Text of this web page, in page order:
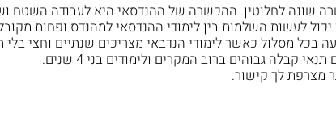
שונה לחלוטין. ההכשרה של ההנדסאי היא לעבודה השטח
לעשות השלמות בין לימודי ההנדסאי למהנדס ופחות
מסלול כאשר לימודי הנדבאי מצריכים שנתיים וחצי בלי
קבלה גבוהים ברוב המקרים ולימודים בני 4 שנים.
מצרפת לך קישור.